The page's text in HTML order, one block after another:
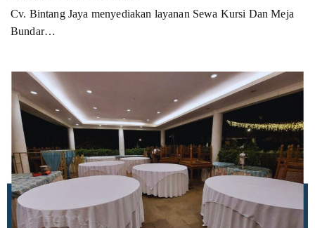
Cv. Bintang Jaya menyediakan layanan Sewa Kursi Dan Meja
Bundar…